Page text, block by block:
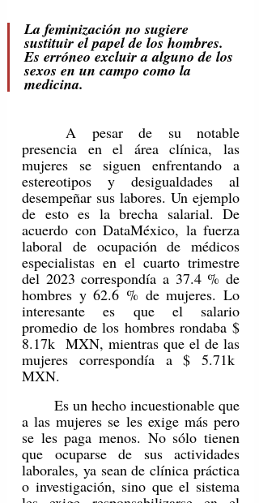
La feminización no sugiere
sustituir el papel de los hombres.
Es erróneo excluir a alguno de los
sexos en un campo como la
medicina.
	A pesar de su notable
presencia en el área clínica, las
mujeres se siguen enfrentando a
estereotipos y desigualdades al
desempeñar sus labores. Un ejemplo
de esto es la brecha salarial. De
acuerdo con DataMéxico, la fuerza
laboral de ocupación de médicos
especialistas en el cuarto trimestre
del 2023 correspondía a 37.4 % de
hombres y 62.6 % de mujeres. Lo
interesante es que el salario
promedio de los hombres rondaba $
8.17k  MXN, mientras que el de las
mujeres correspondía a $ 5.71k
MXN.
a las mujeres se les exige más pero
se les paga menos. No sólo tienen
que ocuparse de sus actividades
laborales, ya sean de clínica práctica
o investigación, sino que el sistema